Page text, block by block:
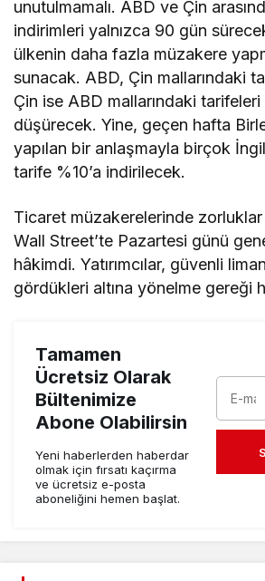
unutulmamalı. ABD ve Çin
indirimleri yalnızca 90 gün
ülkenin daha fazla müzakere
sunacak. ABD, Çin mallarındaki
Çin ise ABD mallarındaki tarifeleri
düşürecek. Yine, geçen hafta
yapılan bir anlaşmayla birçok
tarife %10’a indirilecek.
Ticaret müzakerelerinde
Wall Street’te Pazartesi günü
hâkimdi. Yatırımcılar, güvenli
gördükleri altına yönelme gereği
Tamamen
Ücretsiz Olarak
Bültenimize
Abone Olabilirsin
Yeni haberlerden haberdar
olmak için fırsatı kaçırma
ve ücretsiz e-posta
aboneliğini hemen başlat.